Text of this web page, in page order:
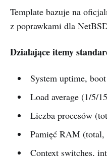
Template bazuje na
z poprawkami dla
Działające itemy
System uptime,
Load average (1/5/
Liczba procesów
Pamięć RAM (total,
Context switches,